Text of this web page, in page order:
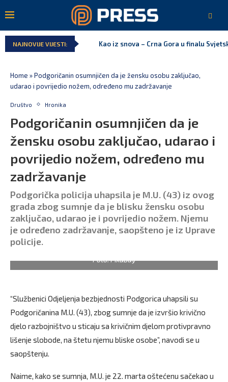
NAJNOVIJE VIJESTI: Kao iz snova – Crna Gora u finalu
Home »Podgoričanin osumnjičen da je žensku osobu zaključao,
udarao i povrijedio nožem, određeno mu zadržavanje
Društvo Hronika
Podgoričanin osumnjičen da je
žensku osobu zaključao, udarao i
povrijedio nožem, određeno mu
zadržavanje
Podgorička policija uhapsila je M.U. (43) iz ovog
grada zbog sumnje da je blisku žensku osobu
zaključao, udarao je i povrijedio nožem. Njemu
je određeno zadržavanje, saopšteno je iz Uprave
policije.
Foto: Pixabay
“Službenici Odjeljenja bezbjednosti Podgorica uhapsili su
Podgoričanina M.U. (43), zbog sumnje da je izvršio krivično
djelo razbojništvo u sticaju sa krivičnim djelom protivpravno
lišenje slobode, na štetu njemu bliske osobe”, navodi se u
saopštenju.
Naime, kako se sumnja, M.U. je 22. marta oštećenu sačekao u